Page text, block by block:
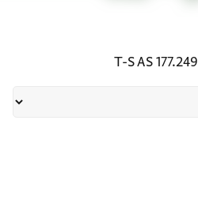
T-S AS 177.249